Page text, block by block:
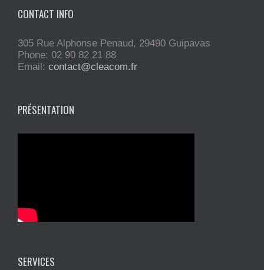
CONTACT INFO
305 Rue Alphonse Penaud, 29490 Guipavas
Phone: 02 90 82 21 88
Email: contact@cleacom.fr
PRÉSENTATION
SERVICES